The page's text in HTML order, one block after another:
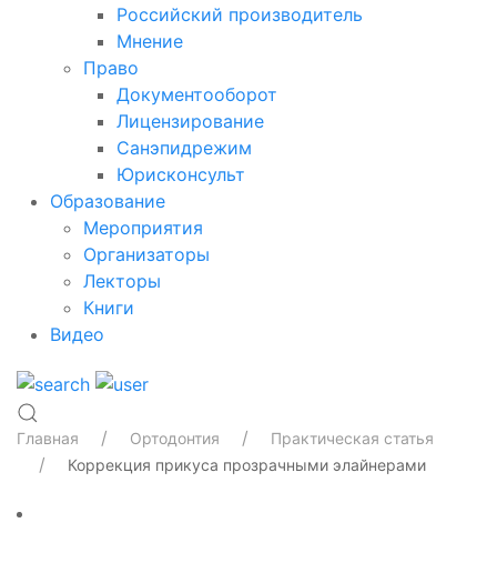
Российский производитель
Мнение
Право
Документооборот
Лицензирование
Санэпидрежим
Юрисконсульт
Образование
Мероприятия
Организаторы
Лекторы
Книги
Видео
Главная Ортодонтия
Практическая статья
Коррекция прикуса прозрачными элайнерами